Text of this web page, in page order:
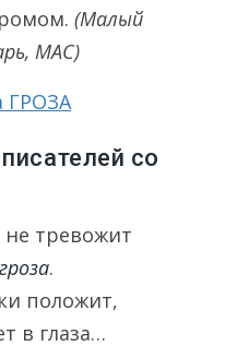
(Малый
МАС)
ГРОЗА
со
не тревожит
.
положит,
в глаза…